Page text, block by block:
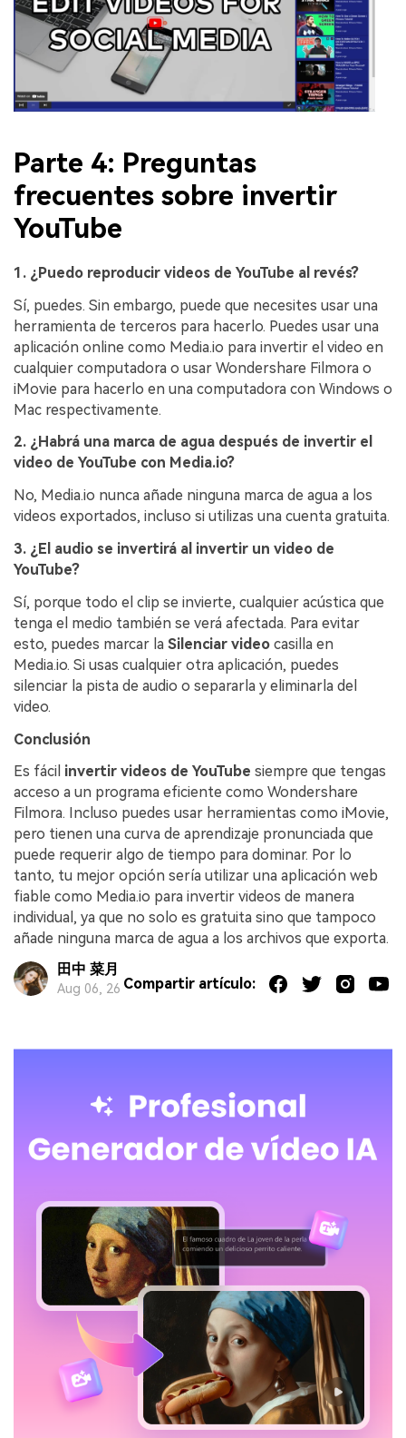
Parte 4: Preguntas
frecuentes sobre invertir
YouTube
1. ¿Puedo reproducir videos de YouTube al revés?
Sí, puedes. Sin embargo, puede que necesites usar una
herramienta de terceros para hacerlo. Puedes usar una
aplicación online como Media.io para invertir el video en
cualquier computadora o usar Wondershare Filmora o
iMovie para hacerlo en una computadora con Windows o
Mac respectivamente.
2. ¿Habrá una marca de agua después de invertir el
video de YouTube con Media.io?
No, Media.io nunca añade ninguna marca de agua a los
videos exportados, incluso si utilizas una cuenta gratuita.
3. ¿El audio se invertirá al invertir un video de
YouTube?
Sí, porque todo el clip se invierte, cualquier acústica que
tenga el medio también se verá afectada. Para evitar
esto, puedes marcar la Silenciar video casilla en
Media.io. Si usas cualquier otra aplicación, puedes
silenciar la pista de audio o separarla y eliminarla del
video.
Conclusión
Es fácil invertir videos de YouTube siempre que tengas
acceso a un programa eficiente como Wondershare
Filmora. Incluso puedes usar herramientas como iMovie,
pero tienen una curva de aprendizaje pronunciada que
puede requerir algo de tiempo para dominar. Por lo
tanto, tu mejor opción sería utilizar una aplicación web
fiable como Media.io para invertir videos de manera
individual, ya que no solo es gratuita sino que tampoco
añade ninguna marca de agua a los archivos que exporta.
田中 菜月
Aug 06, 26 Compartir artículo: